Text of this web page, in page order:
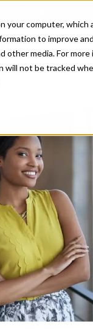
your computer,
to improve
other media. For
will not be tracked
vida